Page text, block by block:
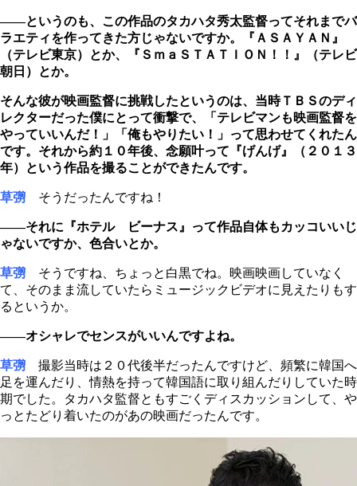
――というのも、この作品のタカハタ秀太監督ってそれまでバ
ラエティを作ってきた方じゃないですか。『ＡＳＡＹＡＮ』
（テレビ東京）とか、『ＳｍａＳＴＡＴＩＯＮ！！』（テレビ
朝日）とか。
そんな彼が映画監督に挑戦したというのは、当時ＴＢＳのディ
レクターだった僕にとって衝撃で、「テレビマンも映画監督を
やっていいんだ！」「俺もやりたい！」って思わせてくれたん
です。それから約１０年後、念願叶って『げんげ』（２０１３
年）という作品を撮ることができたんです。
草彅 そうだったんですね！
――それに『ホテル ビーナス』って作品自体もカッコいいじ
ゃないですか、色合いとか。
草彅 そうですね、ちょっと白黒でね。映画映画していなく
て、そのまま流していたらミュージックビデオに見えたりもす
るというか。
――オシャレでセンスがいいんですよね。
草彅 撮影当時は２０代後半だったんですけど、頻繁に韓国へ
足を運んだり、情熱を持って韓国語に取り組んだりしていた時
期でした。タカハタ監督ともすごくディスカッションして、や
っとたどり着いたのがあの映画だったんです。